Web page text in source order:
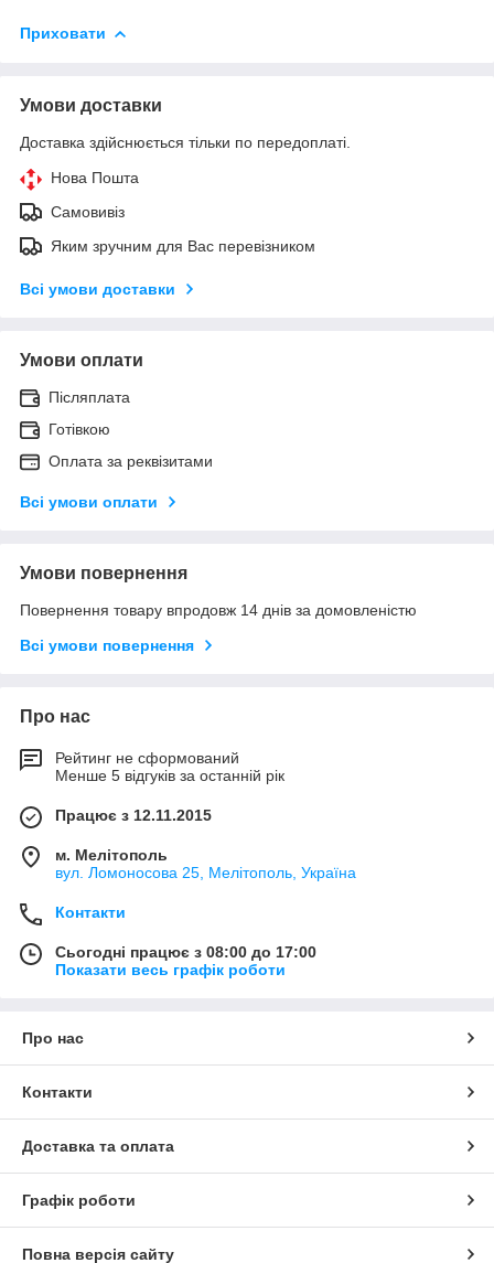
Приховати
Умови доставки
Доставка здійснюється тільки по передоплаті.
Нова Пошта
Самовивіз
Яким зручним для Вас перевізником
Всі умови доставки
Умови оплати
Післяплата
Готівкою
Оплата за реквізитами
Всі умови оплати
Умови повернення
Повернення товару впродовж 14 днів за домовленістю
Всі умови повернення
Про нас
Рейтинг не сформований
Менше 5 відгуків за останній рік
Працює з 12.11.2015
м. Мелітополь
вул. Ломоносова 25, Мелітополь, Україна
Контакти
Сьогодні працює з 08:00 до 17:00
Показати весь графік роботи
Про нас
Контакти
Доставка та оплата
Графік роботи
Повна версія сайту